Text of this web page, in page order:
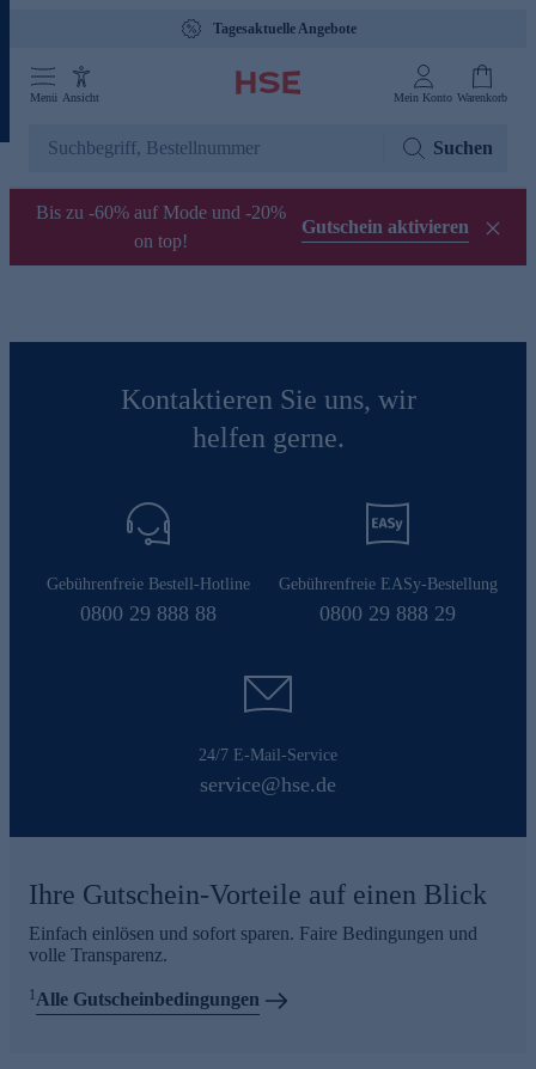
Tagesaktuelle Angebote
Menü Ansicht Mein Konto Warenkorb
Suchen
Bis zu -60% auf Mode und -20%
on top!
Gutschein aktivieren
Kontaktieren Sie uns, wir
helfen gerne.
Gebührenfreie Bestell-Hotline
0800 29 888 88
Gebührenfreie EASy-Bestellung
0800 29 888 29
24/7 E-Mail-Service
service@hse.de
Ihre Gutschein-Vorteile auf einen Blick
Einfach einlösen und sofort sparen. Faire Bedingungen und
volle Transparenz.
1Alle Gutscheinbedingungen